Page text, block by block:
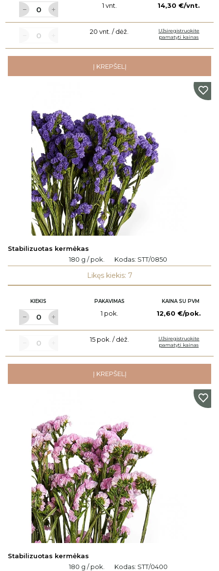
1 vnt. 14,30 €/vnt.
20 vnt. / dėž.
Užsiregistruokite
pamatyti kainas
Į KREPŠELĮ
Stabilizuotas kermėkas
180 g / pok.
Kodas: STT/0850
Likęs kiekis: 7
KIEKIS PAKAVIMAS KAINA SU PVM
1 pok. 12,60 €/pok.
15 pok. / dėž.
Užsiregistruokite
pamatyti kainas
Į KREPŠELĮ
Stabilizuotas kermėkas
180 g / pok.
Kodas: STT/0400